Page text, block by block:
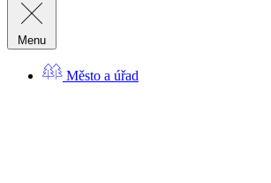
Menu
Město a úřad